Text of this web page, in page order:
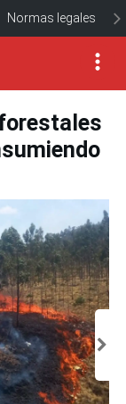
Normas legales